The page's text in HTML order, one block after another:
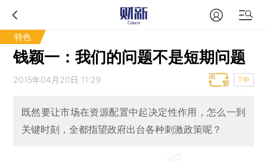
特色
钱颖一：我们的问题不是短期问题
2015年04月20日 11:29 T中
既然要让市场在资源配置中起决定性作用，怎么一到
关键时刻，全都指望政府出台各种刺激政策呢？